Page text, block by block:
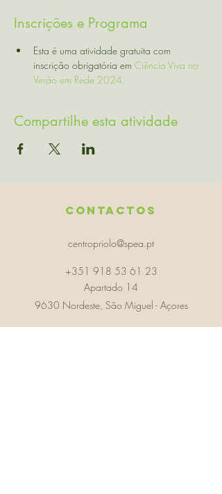
Inscrições e Programa
Esta é uma atividade gratuita com
inscrição obrigatória em Ciência Viva no
Verão em Rede 2024.
Compartilhe esta atividade
Contactos
centropriolo@spea.pt
+351 918 53 61 23
Apartado 14
9630 Nordeste, São Miguel - Açores